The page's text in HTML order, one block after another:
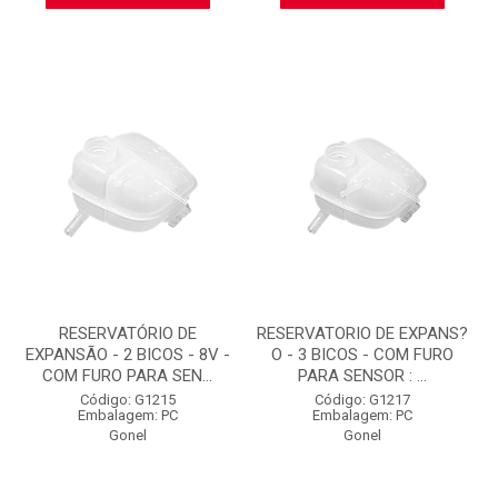
RESERVATÓRIO DE
EXPANSÃO - 2 BICOS - 8V -
COM FURO PARA SEN...
Código: G1215
Embalagem: PC
Gonel
RESERVATORIO DE EXPANS?
O - 3 BICOS - COM FURO
PARA SENSOR : ...
Código: G1217
Embalagem: PC
Gonel